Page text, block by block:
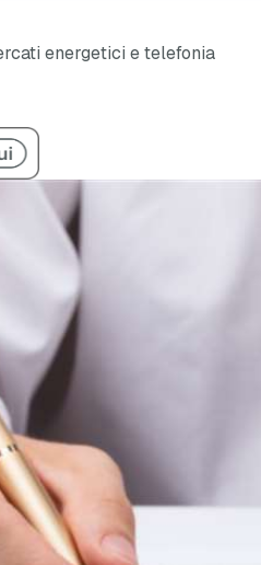
energetici e telefonia